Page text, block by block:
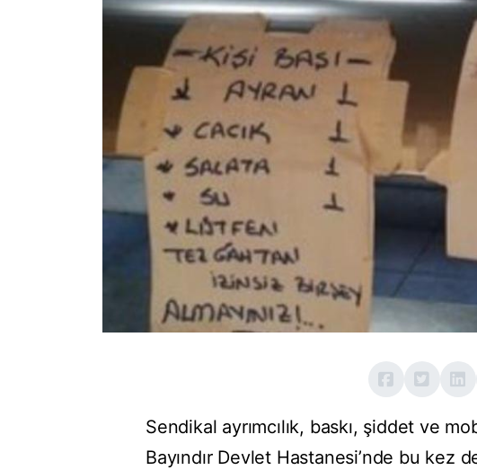
Sendikal ayrımcılık, baskı, şiddet ve
Bayındır Devlet Hastanesi’nde bu kez